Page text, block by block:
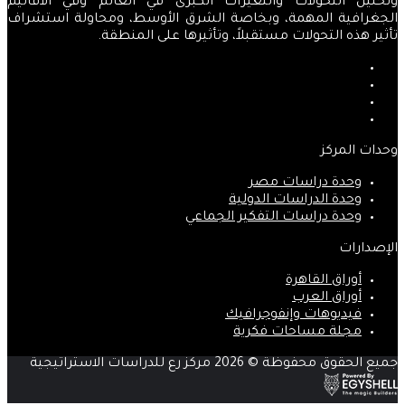
الجغرافية المهمة، وبخاصة الشرق الأوسط، ومحاولة استشراف
تأثير هذه التحولات مستقبلاً، وتأثيرها على المنطقة.
وحدات المركز
وحدة دراسات مصر
وحدة الدراسات الدولية
وحدة دراسات التفكير الجماعي
الإصدارات
أوراق القاهرة
أوراق العرب
فيديوهات وإنفوجرافيك
مجلة مساحات فكرية
جميع الحقوق محفوظة © 2026 مركز رع للدراسات الاستراتيجية